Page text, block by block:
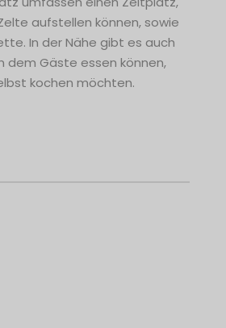
aufstellen können, sowie
In der Nähe gibt es auch
dem Gäste essen können,
kochen möchten.